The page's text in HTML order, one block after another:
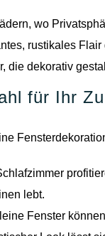
wo
rustikales Flair
die dekorativ
für Ihr
lebt.
Fenster